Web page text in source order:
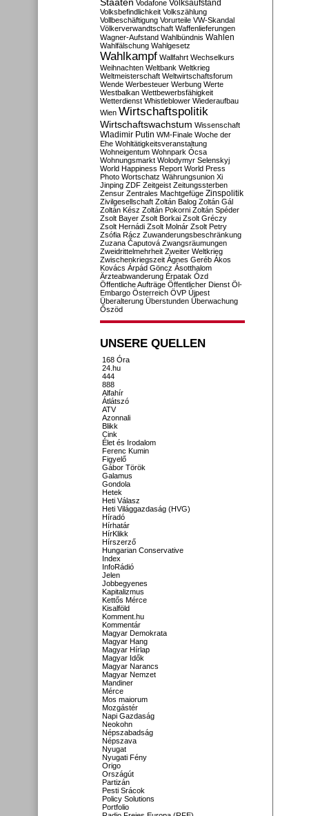
Staaten Vodafone Volksaufstand
Volksbefindlichkeit Volkszählung
Vollbeschäftigung Vorurteile VW-Skandal
Völkerverwandtschaft Waffenlieferungen
Wagner-Aufstand Wahlbündnis Wahlen
Wahlfälschung Wahlgesetz
Wahlkampf Wallfahrt Wechselkurs
Weihnachten Weltbank Weltkrieg
Weltmeisterschaft Weltwirtschaftsforum
Wende Werbesteuer Werbung Werte
Westbalkan Wettbewerbsfähigkeit
Wetterdienst Whistleblower Wiederaufbau
Wien Wirtschaftspolitik
Wirtschaftswachstum Wissenschaft
Wladimir Putin WM-Finale Woche der
Ehe Wohltätigkeitsveranstaltung
Wohneigentum Wohnpark Ócsa
Wohnungsmarkt Wolodymyr Selenskyj
World Happiness Report World Press
Photo Wortschatz Währungsunion Xi
Jinping ZDF Zeitgeist Zeitungssterben
Zensur Zentrales Machtgefüge Zinspolitik
Zivilgesellschaft Zoltán Balog Zoltán Gál
Zoltán Kész Zoltán Pokorni Zoltán Spéder
Zsolt Bayer Zsolt Borkai Zsolt Gréczy
Zsolt Hernádi Zsolt Molnár Zsolt Petry
Zsófia Rácz Zuwanderungsbeschränkung
Zuzana Čaputová Zwangsräumungen
Zweidrittelmehrheit Zweiter Weltkrieg
Zwischenkriegszeit Ágnes Geréb Ákos
Kovács Árpád Göncz Ásotthalom
Ärzteabwanderung Érpatak Ózd
Öffentliche Aufträge Öffentlicher Dienst Öl-
Embargo Österreich ÖVP Újpest
Überalterung Überstunden Überwachung
Őszöd
UNSERE QUELLEN
168 Óra
24.hu
444
888
Alfahír
Átlátszó
ATV
Azonnali
Blikk
Cink
Élet és Irodalom
Ferenc Kumin
Figyelő
Gábor Török
Galamus
Gondola
Hetek
Heti Válasz
Heti Világgazdaság (HVG)
Híradó
Hírhatár
HírKlikk
Hírszerző
Hungarian Conservative
Index
InfoRádió
Jelen
Jobbegyenes
Kapitalizmus
Kettős Mérce
Kisalföld
Komment.hu
Kommentár
Magyar Demokrata
Magyar Hang
Magyar Hírlap
Magyar Idők
Magyar Narancs
Magyar Nemzet
Mandiner
Mérce
Mos maiorum
Mozgástér
Napi Gazdaság
Neokohn
Népszabadság
Népszava
Nyugat
Nyugati Fény
Origo
Országút
Partizán
Pesti Srácok
Policy Solutions
Portfolio